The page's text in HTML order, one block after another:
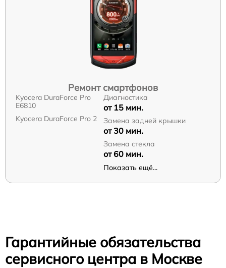
Ремонт смартфонов
Kyocera DuraForce Pro
E6810
Kyocera DuraForce Pro 2
Диагностика
от 15 мин.
Замена задней крышки
от 30 мин.
Замена стекла
от 60 мин.
Показать ещё...
Гарантийные обязательства
сервисного центра в Москве